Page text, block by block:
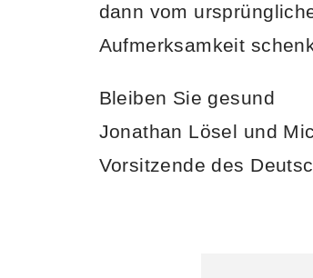
dann vom
Aufmerksamkeit
Bleiben Sie gesund
Jonathan Lösel und
Vorsitzende des